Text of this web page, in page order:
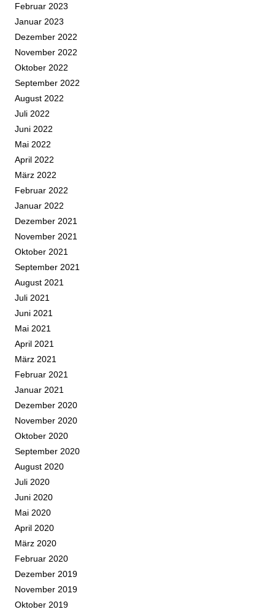
Februar 2023
Januar 2023
Dezember 2022
November 2022
Oktober 2022
September 2022
August 2022
Juli 2022
Juni 2022
Mai 2022
April 2022
März 2022
Februar 2022
Januar 2022
Dezember 2021
November 2021
Oktober 2021
September 2021
August 2021
Juli 2021
Juni 2021
Mai 2021
April 2021
März 2021
Februar 2021
Januar 2021
Dezember 2020
November 2020
Oktober 2020
September 2020
August 2020
Juli 2020
Juni 2020
Mai 2020
April 2020
März 2020
Februar 2020
Dezember 2019
November 2019
Oktober 2019